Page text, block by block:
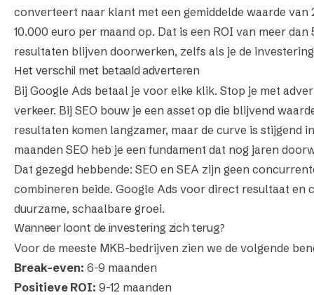
converteert naar klant met een gemiddelde waarde van
10.000 euro per maand op. Dat is een ROI van meer
resultaten blijven doorwerken, zelfs als je de
Het verschil met betaald adverteren
Bij Google Ads betaal je voor elke klik. Stop je met
verkeer. Bij SEO bouw je een asset op die blijvend
resultaten komen langzamer, maar de curve is stijgend
maanden SEO heb je een fundament dat nog jaren
Dat gezegd hebbende: SEO en SEA zijn geen
combineren beide. Google Ads voor direct resultaat en
duurzame, schaalbare groei.
Wanneer loont de investering zich terug?
Voor de meeste MKB-bedrijven zien we de volgende
Break-even: 6-9 maanden
Positieve ROI: 9-12 maanden